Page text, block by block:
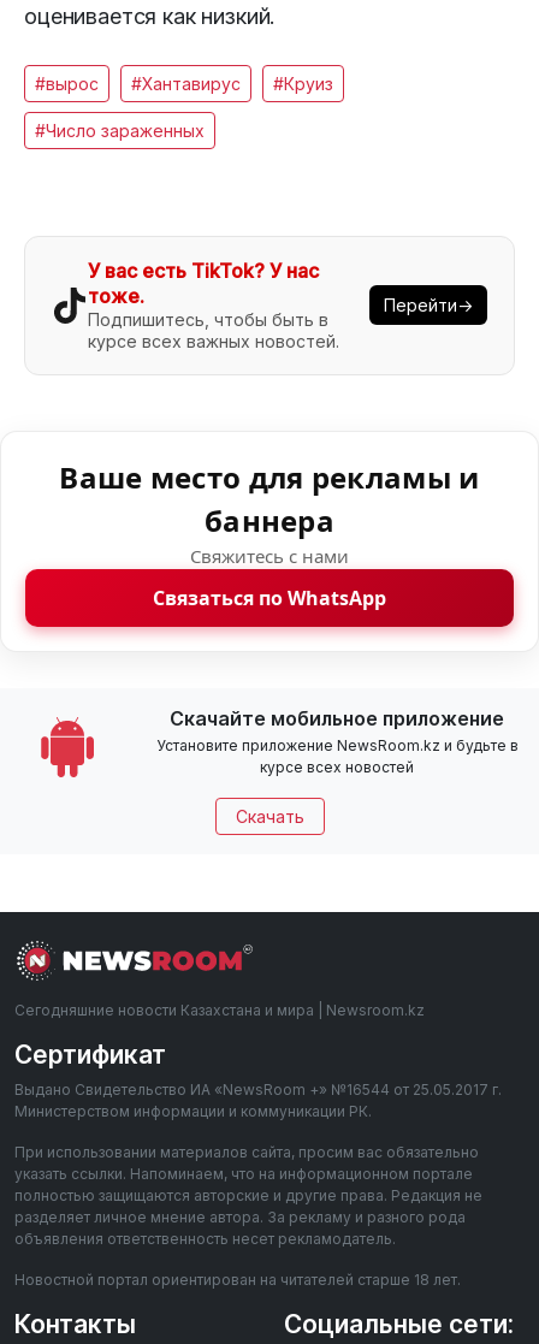
оценивается как низкий.
#вырос #Хантавирус #Круиз
#Число зараженных
У вас есть TikTok? У нас
тоже.
Подпишитесь, чтобы быть в
курсе всех важных новостей.
Перейти→
Ваше место для рекламы и
баннера
Свяжитесь с нами
Связаться по WhatsApp
Скачайте мобильное приложение
Установите приложение NewsRoom.kz и будьте в
курсе всех новостей
Скачать
Сегодняшние новости Казахстана и мира | Newsroom.kz
Сертификат
Выдано Свидетельство ИА «NewsRoom +» №16544 от 25.05.2017 г.
Министерством информации и коммуникации РК.
При использовании материалов сайта, просим вас обязательно
указать ссылки. Напоминаем, что на информационном портале
полностью защищаются авторские и другие права. Редакция не
разделяет личное мнение автора. За рекламу и разного рода
объявления ответственность несет рекламодатель.
Новостной портал ориентирован на читателей старше 18 лет.
Контакты Социальные сети: